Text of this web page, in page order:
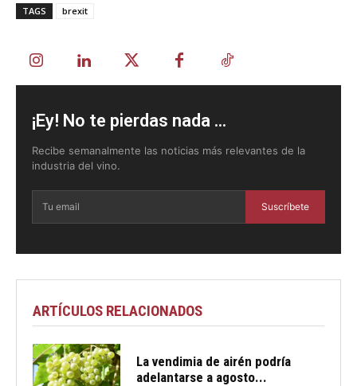
TAGS brexit
¡Ey! No te pierdas nada ...
Recibe semanalmente las noticias más relevantes de la
industria del vino.
Suscríbete
ARTÍCULOS RELACIONADOS
La vendimia de airén podría
adelantarse a agosto...